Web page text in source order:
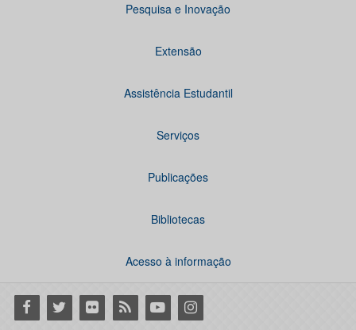
Pesquisa e Inovação
Extensão
Assistência Estudantil
Serviços
Publicações
Bibliotecas
Acesso à informação
Facebook
Twitter Flickr RSS YoutubeInstagram